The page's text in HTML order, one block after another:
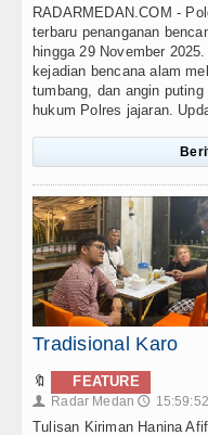
RADARMEDAN.COM -
terbaru penanganan
hingga 29 November
kejadian bencana alam
tumbang, dan angin
hukum Polres jajaran.
Tradisional Karo
🔖 FEATURE
👤 Radar Medan 🕔
Tulisan Kiriman Hanina